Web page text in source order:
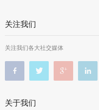
关注我们
关注我们各大社交媒体
关于我们